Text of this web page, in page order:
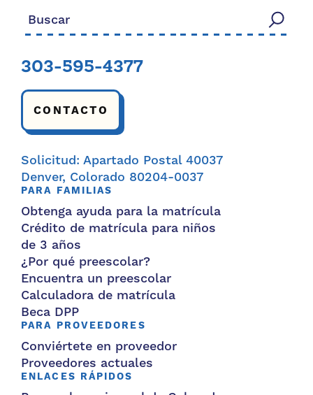
Buscar:
303-595-4377
CONTACTO
Solicitud: Apartado Postal 40037
Denver, Colorado 80204-0037
PARA FAMILIAS
Obtenga ayuda para la matrícula
Crédito de matrícula para niños
de 3 años
¿Por qué preescolar?
Encuentra un preescolar
Calculadora de matrícula
Beca DPP
PARA PROVEEDORES
Conviértete en proveedor
Proveedores actuales
ENLACES RÁPIDOS